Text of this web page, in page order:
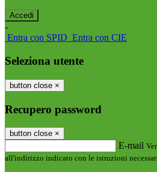
-
Entra con SPID Entra con CIE
Seleziona utente
button close ×
Recupero password
button close ×
E-mail
all'indirizzo indicato con le istruzioni